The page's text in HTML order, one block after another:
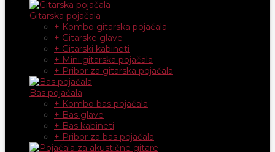
Gitarska pojačala
+ Kombo gitarska pojačala
+ Gitarske glave
+ Gitarski kabineti
+ Mini gitarska pojačala
+ Pribor za gitarska pojačala
Bas pojačala
+ Kombo bas pojačala
+ Bas glave
+ Bas kabineti
+ Pribor za bas pojačala